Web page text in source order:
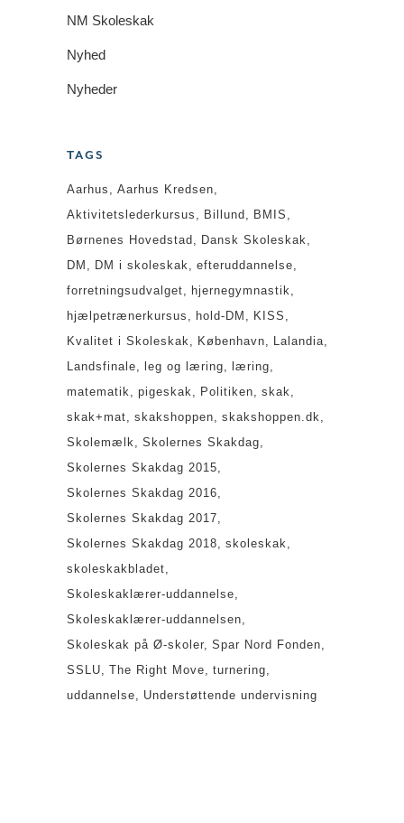
NM Skoleskak
Nyhed
Nyheder
TAGS
Aarhus
Aarhus Kredsen
Aktivitetslederkursus
Billund
BMIS
Børnenes Hovedstad
Dansk Skoleskak
DM
DM i skoleskak
efteruddannelse
forretningsudvalget
hjernegymnastik
hjælpetrænerkursus
hold-DM
KISS
Kvalitet i Skoleskak
København
Lalandia
Landsfinale
leg og læring
læring
matematik
pigeskak Politiken
skak
skak+mat
skakshoppen
skakshoppen.dk
Skolemælk
Skolernes Skakdag
Skolernes Skakdag 2015
Skolernes Skakdag 2016
Skolernes Skakdag 2017
Skolernes Skakdag 2018
skoleskak
skoleskakbladet
Skoleskaklærer-uddannelse
Skoleskaklærer-uddannelsen
Skoleskak på Ø-skoler Spar Nord Fonden
SSLU
The Right Move
turnering
uddannelse
Understøttende undervisning